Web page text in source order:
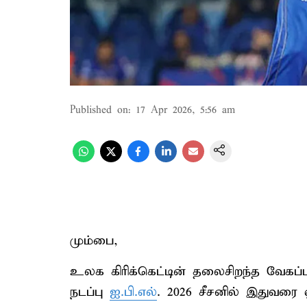
Published on: 17 Apr 2026, 5:56 am
மும்பை,
உலக கிரிக்கெட்டின் தலைசிறந்த
நடப்பு ஐ.பி.எல். 2026 சீசனில்